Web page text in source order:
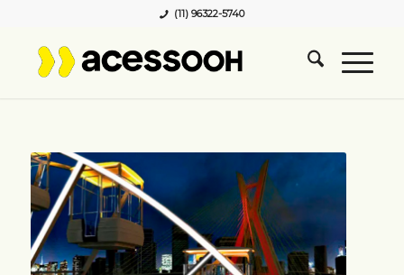
(11) 96322-5740